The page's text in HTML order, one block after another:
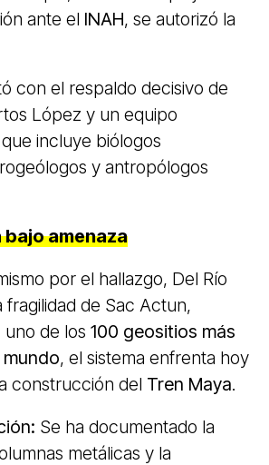
ante el INAH, se autorizó la
con el respaldo decisivo de
López y un equipo
incluye biólogos
y antropólogos
amenaza
por el hallazgo, Del Río
de Sac Actun,
de los 100 geositios más
, el sistema enfrenta hoy
construcción del Tren Maya.
Se ha documentado la
metálicas y la